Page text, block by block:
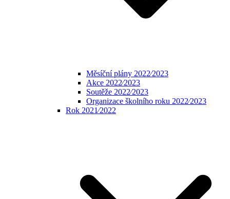
Měsíční plány 2022⁄2023
Akce 2022⁄2023
Soutěže 2022⁄2023
Organizace školního roku 2022⁄2023
Rok 2021⁄2022